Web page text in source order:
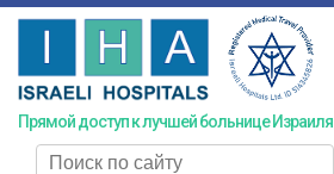
Skip
main
content
Прямой доступ к лучшей больнице Израиля
поиск